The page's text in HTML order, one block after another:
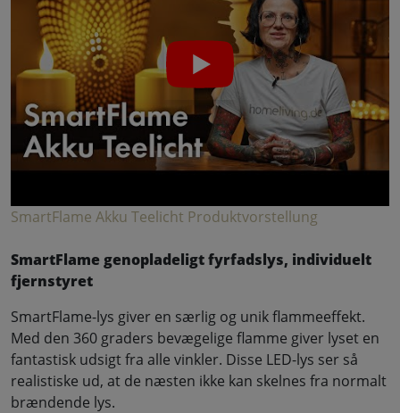
SmartFlame Akku Teelicht Produktvorstellung
SmartFlame genopladeligt fyrfadslys, individuelt
fjernstyret
SmartFlame-lys giver en særlig og unik flammeeffekt.
Med den 360 graders bevægelige flamme giver lyset en
fantastisk udsigt fra alle vinkler. Disse LED-lys ser så
realistiske ud, at de næsten ikke kan skelnes fra normalt
brændende lys.